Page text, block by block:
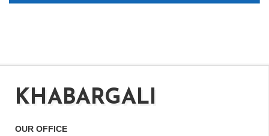
KHABARGALI
OUR OFFICE